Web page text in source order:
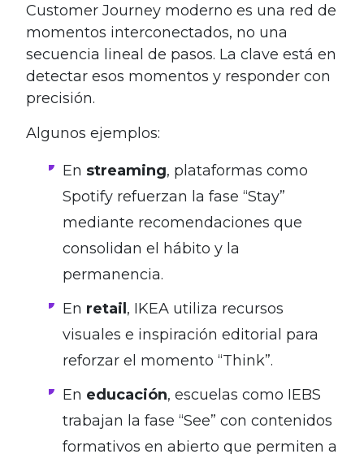
Customer Journey moderno es una red de
momentos interconectados, no una
secuencia lineal de pasos. La clave está en
detectar esos momentos y responder con
precisión.
Algunos ejemplos:
En streaming, plataformas como
Spotify refuerzan la fase “Stay”
mediante recomendaciones que
consolidan el hábito y la
permanencia.
En retail , IKEA utiliza recursos
visuales e inspiración editorial para
reforzar el momento “Think”.
En educación, escuelas como IEBS
trabajan la fase “See” con contenidos
formativos en abierto que permiten a